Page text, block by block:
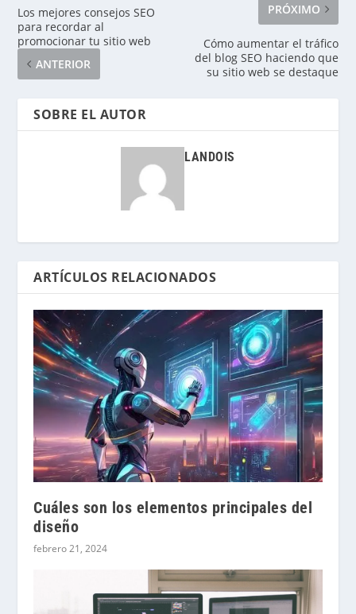
Los mejores consejos SEO
para recordar al
promocionar tu sitio web
ANTERIOR
PRÓXIMO
Cómo aumentar el tráfico
del blog SEO haciendo que
su sitio web se destaque
SOBRE EL AUTOR
LANDOIS
ARTÍCULOS RELACIONADOS
Cuáles son los elementos principales del
diseño
febrero 21, 2024